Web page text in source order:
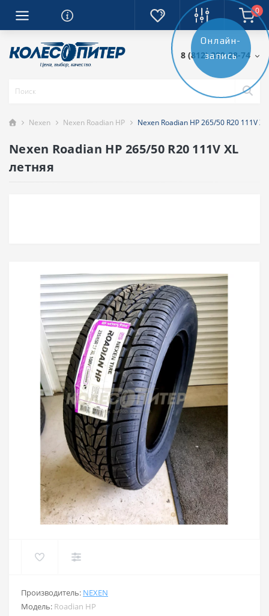
0
8 (812) 389-28-74
Nexen Nexen Roadian HP Nexen Roadian HP 265/50 R20 111V
Nexen Roadian HP 265/50 R20 111V XL
летняя
Производитель: NEXEN
Модель: Roadian HP
Онлайн-
запись